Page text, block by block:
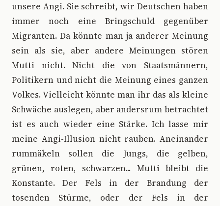
unsere Angi. Sie schreibt, wir Deutschen haben
immer noch eine Bringschuld gegenüber
Migranten. Da könnte man ja anderer Meinung
sein als sie, aber andere Meinungen stören
Mutti nicht. Nicht die von Staatsmännern,
Politikern und nicht die Meinung eines ganzen
Volkes. Vielleicht könnte man ihr das als kleine
Schwäche auslegen, aber andersrum betrachtet
ist es auch wieder eine Stärke. Ich lasse mir
meine Angi-Illusion nicht rauben. Aneinander
rummäkeln sollen die Jungs, die gelben,
grünen, roten, schwarzen... Mutti bleibt die
Konstante. Der Fels in der Brandung der
tosenden Stürme, oder der Fels in der